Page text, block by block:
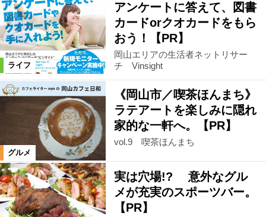
ライフ
アンケートに答えて、図書
カードorクオカードをもら
おう！【PR】
岡山エリアの生活者ネットリサー
チ Vinsight
グルメ
《岡山市／喫茶ほんまち》
ラテアートを楽しみに隠れ
家的な一軒へ。【PR】
vol.9 喫茶ほんまち
実は穴場!? 意外なグル
メが充実のスポーツバー。
【PR】